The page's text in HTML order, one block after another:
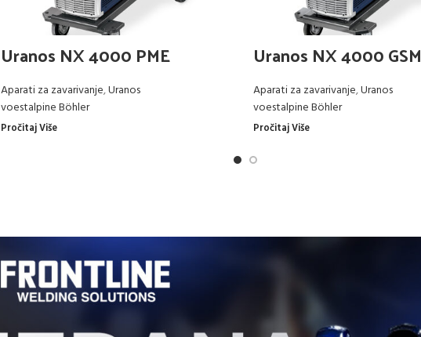
Uranos NX 4000 PME
Aparati za zavarivanje,Uranos
voestalpine Böhler
Pročitaj Više
Uranos NX 4000 GSM
Aparati za zavarivanje,Uranos
voestalpine Böhler
Pročitaj Više